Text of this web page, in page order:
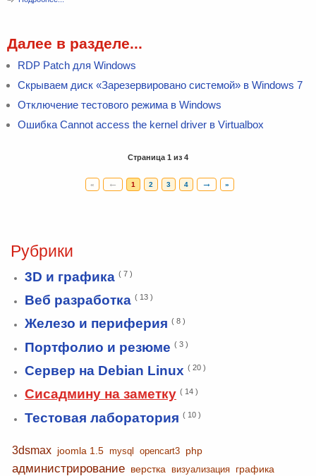
Далее в разделе...
RDP Patch для Windows
Скрываем диск «Зарезервировано системой» в Windows 7
Отключение тестового режима в Windows
Ошибка Cannot access the kernel driver в Virtualbox
Страница 1 из 4
« ← 1 2 3 4 → »
Рубрики
3D и графика ( 7 )
Веб разработка ( 13 )
Железо и периферия ( 8 )
Портфолио и резюме ( 3 )
Сервер на Debian Linux ( 20 )
Сисадмину на заметку ( 14 )
Тестовая лаборатория ( 10 )
3dsmax joomla 1.5 mysql opencart3 php
администрирование верстка визуализация графика